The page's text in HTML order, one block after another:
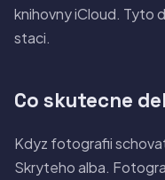
knihovny iCloud. Tyto
staci.
Co skutecne
Kdyz fotografii
Skryteho alba.